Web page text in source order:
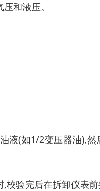
和液压。
液(如1/2变压器油),
校验完后在拆卸仪表